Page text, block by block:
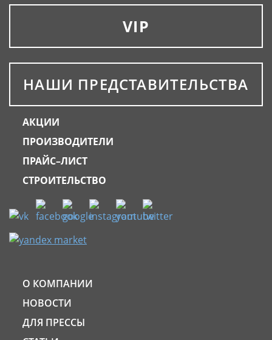
VIP
НАШИ ПРЕДСТАВИТЕЛЬСТВА
АКЦИИ
ПРОИЗВОДИТЕЛИ
ПРАЙС–ЛИСТ
СТРОИТЕЛЬСТВО
О КОМПАНИИ
НОВОСТИ
ДЛЯ ПРЕССЫ